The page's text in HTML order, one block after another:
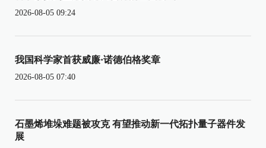
2026-08-05 09:24
我国科学家首获威廉·诺德伯格奖章
2026-08-05 07:40
石墨烯堆垛难题被攻克 有望推动新一代拓扑量子器件发
展